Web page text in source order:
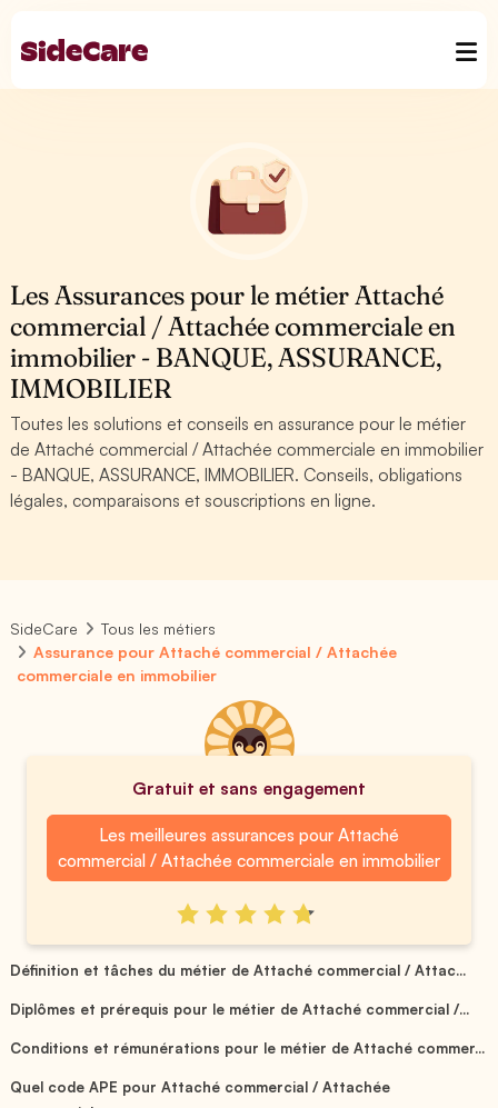
Les Assurances pour le métier Attaché
commercial / Attachée commerciale en
immobilier - BANQUE, ASSURANCE,
IMMOBILIER
Toutes les solutions et conseils en assurance pour le métier
de Attaché commercial / Attachée commerciale en immobilier
- BANQUE, ASSURANCE, IMMOBILIER. Conseils, obligations
légales, comparaisons et souscriptions en ligne.
SideCare
Tous les métiers
Assurance pour Attaché commercial / Attachée
commerciale en immobilier
Gratuit et sans engagement
Les meilleures assurances pour Attaché
commercial / Attachée commerciale en immobilier
Définition et tâches du métier de Attaché commercial / Attac...
Diplômes et prérequis pour le métier de Attaché commercial /...
Conditions et rémunérations pour le métier de Attaché commer...
Quel code APE pour Attaché commercial / Attachée